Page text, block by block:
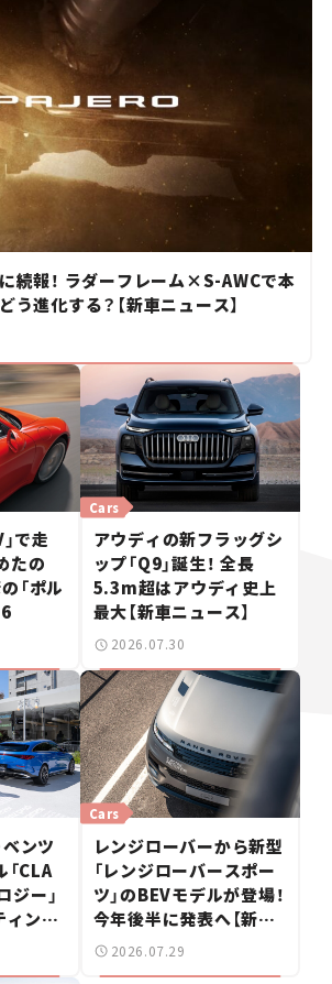
に続報！ ラダーフレーム×S-AWCで本
う進化する？【新車ニュース】
で走
たの
「ポル
Cars
アウディの新フラッグシ
ップ「Q9」誕生！ 全長
5.3m超はアウディ史上
最大【新車ニュース】
2026.07.30
ンツ
CLA
ー」
ィング
車ニ
Cars
レンジローバーから新型
「レンジローバースポー
ツ」のBEVモデルが登場！
今年後半に発表へ【新車
ニュース】
2026.07.29